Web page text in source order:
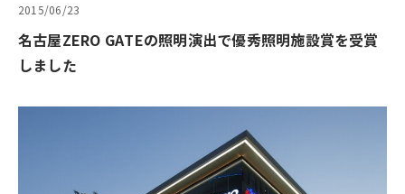
2015/06/23
名古屋ZERO GATEの照明演出で優秀照明施設賞を受賞
しました